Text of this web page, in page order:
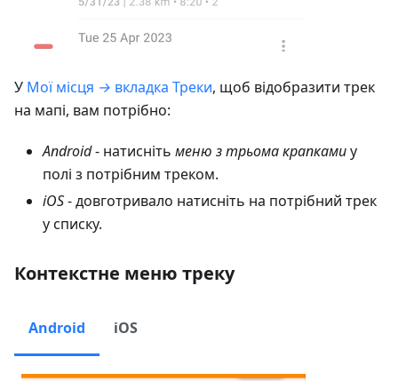
У Мої місця → вкладка Треки, щоб відобразити трек
на мапі, вам потрібно:
Android- натисніть меню з трьома крапкамиу
полі з потрібним треком.
iOS- довготривало натисніть на потрібний трек
у списку.
Контекстне меню треку
Android iOS